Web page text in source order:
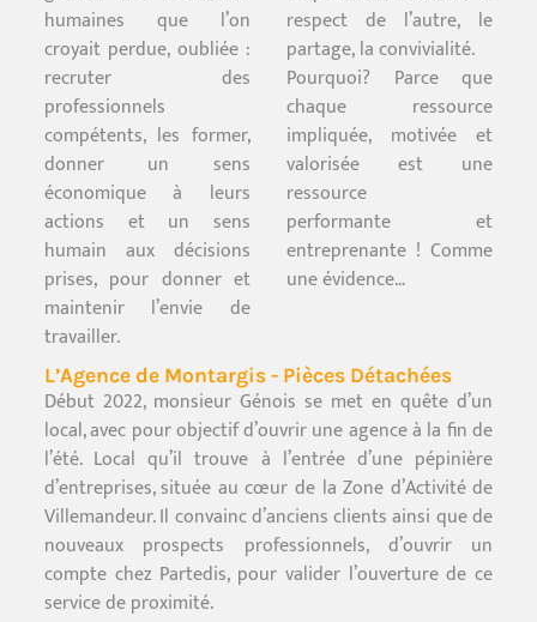
humaines que l’on
croyait perdue, oubliée :
recruter des
professionnels
compétents, les former,
donner un sens
économique à leurs
actions et un sens
humain aux décisions
prises, pour donner et
maintenir l’envie de
travailler.
respect de l’autre, le
partage, la convivialité.
Pourquoi? Parce que
chaque ressource
impliquée, motivée et
valorisée est une
ressource
performante et
entreprenante ! Comme
une évidence…
L’Agence de Montargis - Pièces Détachées
Début 2022, monsieur Génois se met en quête d’un
local, avec pour objectif d’ouvrir une agence à la fin de
l’été. Local qu’il trouve à l’entrée d’une pépinière
d’entreprises, située au cœur de la Zone d’Activité de
Villemandeur. Il convainc d’anciens clients ainsi que de
nouveaux prospects professionnels, d’ouvrir un
compte chez Partedis, pour valider l’ouverture de ce
service de proximité.